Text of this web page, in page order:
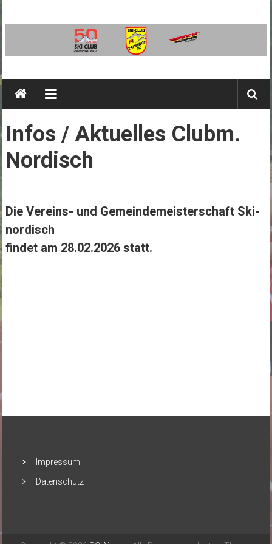
SC
Ainring
Ski-
Ainring
e.V.
Infos / Aktuelles Clubm.
Nordisch
Die Vereins- und Gemeindemeisterschaft Ski-
nordisch
findet am 28.02.2026 statt.
Impressum
Datenschutz